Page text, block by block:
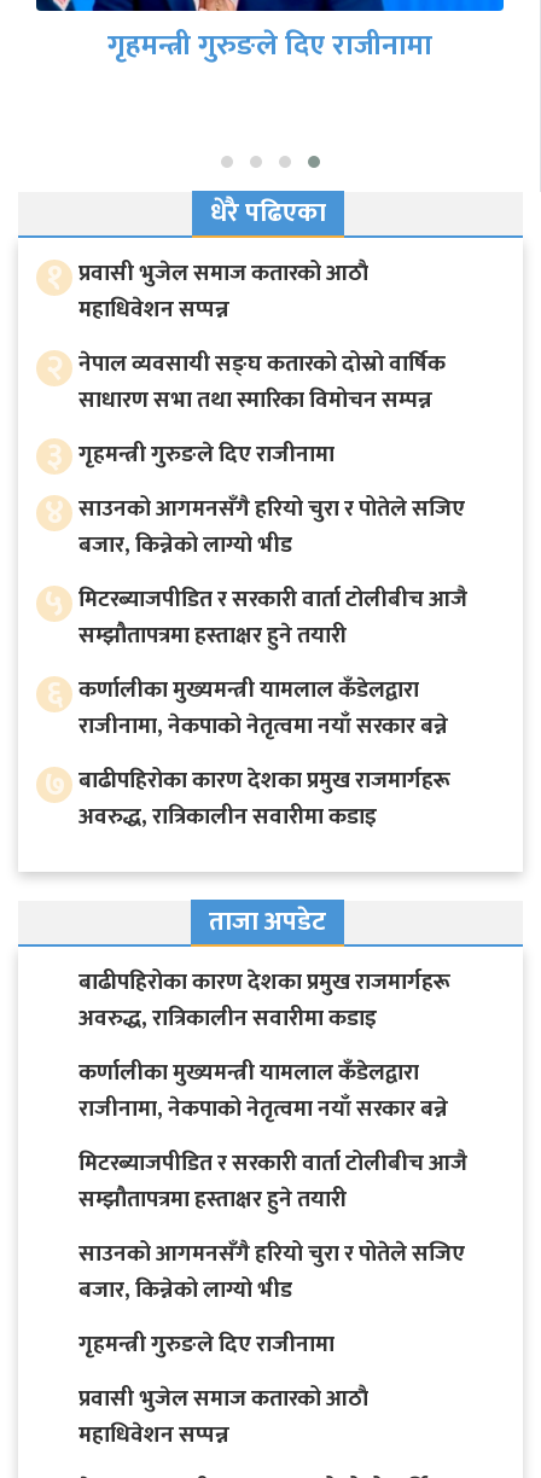
गृहमन्त्री गुरुङले दिए राजीनामा
धेरै पढिएका
१ प्रवासी भुजेल समाज कतारको आठाै
महाधिवेशन सप्पन्न
२ नेपाल व्यवसायी सङ्घ कतारको दोस्रो वार्षिक
साधारण सभा तथा स्मारिका विमोचन सम्पन्न
३ गृहमन्त्री गुरुङले दिए राजीनामा
४ साउनको आगमनसँगै हरियो चुरा र पोतेले सजिए
बजार, किन्नेको लाग्यो भीड
५ मिटरब्याजपीडित र सरकारी वार्ता टोलीबीच आजै
सम्झौतापत्रमा हस्ताक्षर हुने तयारी
६ कर्णालीका मुख्यमन्त्री यामलाल कँडेलद्वारा
राजीनामा, नेकपाको नेतृत्वमा नयाँ सरकार बन्ने
७ बाढीपहिरोका कारण देशका प्रमुख राजमार्गहरू
अवरुद्ध, रात्रिकालीन सवारीमा कडाइ
ताजा अपडेट
बाढीपहिरोका कारण देशका प्रमुख राजमार्गहरू
अवरुद्ध, रात्रिकालीन सवारीमा कडाइ
कर्णालीका मुख्यमन्त्री यामलाल कँडेलद्वारा
राजीनामा, नेकपाको नेतृत्वमा नयाँ सरकार बन्ने
मिटरब्याजपीडित र सरकारी वार्ता टोलीबीच आजै
सम्झौतापत्रमा हस्ताक्षर हुने तयारी
साउनको आगमनसँगै हरियो चुरा र पोतेले सजिए
बजार, किन्नेको लाग्यो भीड
गृहमन्त्री गुरुङले दिए राजीनामा
प्रवासी भुजेल समाज कतारको आठाै
महाधिवेशन सप्पन्न